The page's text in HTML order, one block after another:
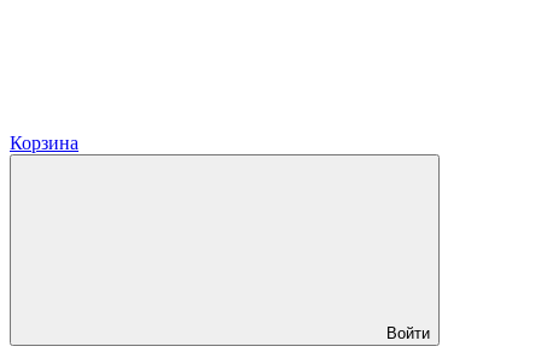
Корзина
Войти